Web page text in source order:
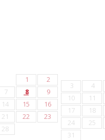
1
2
7 8
9
14 15
16
21 22
23
28
3
4
10
11
17
18
24
25
31